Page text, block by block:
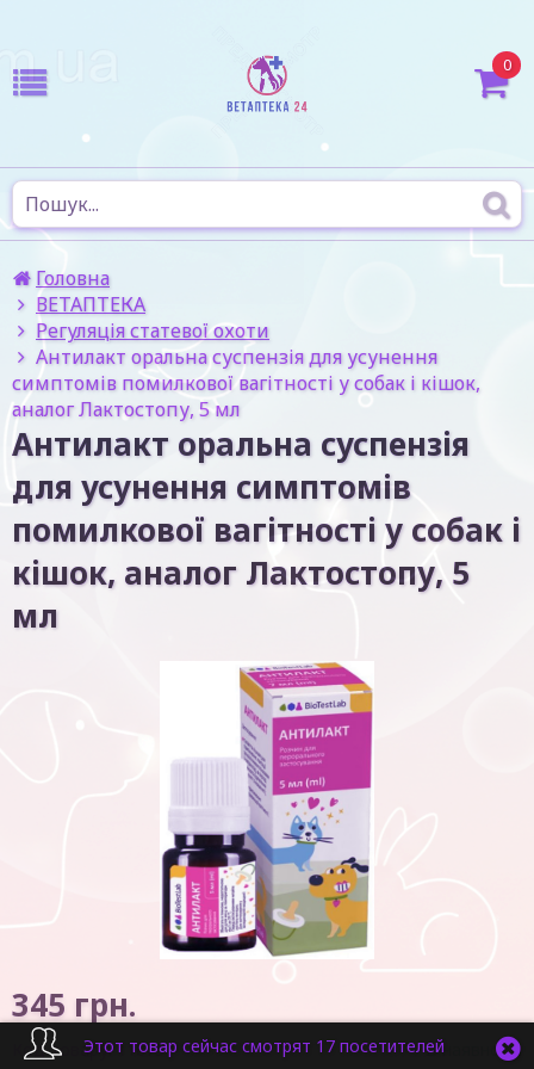
0
Головна
ВЕТАПТЕКА
Регуляція статевої охоти
Антилакт оральна суспензія для усунення
симптомів помилкової вагітності у собак і кішок,
аналог Лактостопу, 5 мл
Антилакт оральна суспензія
для усунення симптомів
помилкової вагітності у собак і
кішок, аналог Лактостопу, 5
мл
345 грн.
Код товару:11875 В наявності
Этот товар сейчас смотрят 17 посетителей